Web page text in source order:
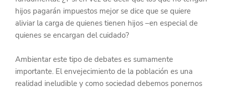
hijos pagarán impuestos mejor se dice que se quiere
aliviar la carga de quienes tienen hijos –en especial de
quienes se encargan del cuidado?
Ambientar este tipo de debates es sumamente
importante. El envejecimiento de la población es una
realidad ineludible y como sociedad debemos ponernos